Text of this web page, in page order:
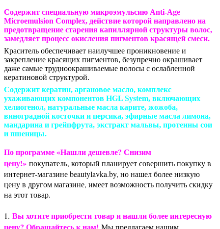
Cодержит специальную микроэмульсию Anti-Age
Microemulsion Complex, действие которой направлено на
предотвращение старения капиллярной структуры волос,
замедляет процесс окисления пигментов красящей смеси.
Краситель обеспечивает наилучшее проникновение и
закрепление красящих пигментов, безупречно окрашивает
даже самые трудноокрашиваемые волосы с ослабленной
кератиновой структурой.
Содержит кератин, аргановое масло, комплекс
ухаживающих компонентов HGL System, включающих
хелиогенол, натуральные масла карите, жожоба,
виноградной косточки и персика, эфирные масла лимона,
мандарина и грейпфрута, экстракт мальвы, протеины сои
и пшеницы.
По программе «Нашли дешевле? Снизим
цену!» покупатель, который планирует совершить покупку в
интернет-магазине beautylavka.by, но нашел более низкую
цену в другом магазине, имеет возможность получить скидку
на этот товар.
1. Вы хотите приобрести товар и нашли более интересную
Мы предлагаем нашим